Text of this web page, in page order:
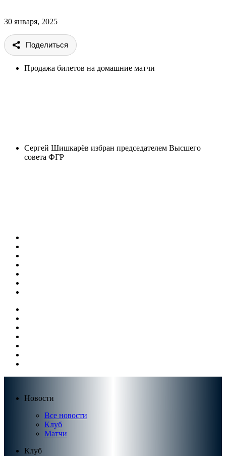
30 января, 2025
Поделиться
Продажа билетов на домашние матчи
Сергей Шишкарёв избран председателем Высшего
совета ФГР
Новости
Все новости
Клуб
Матчи
Клуб